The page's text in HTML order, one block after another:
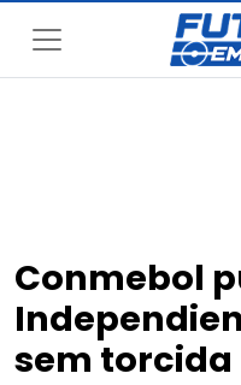
Conmebol
sem torcida